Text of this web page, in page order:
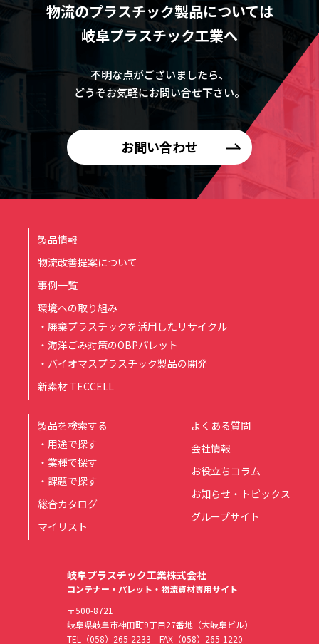
物流のプラスチック製品については
岐阜プラスチック工業へ
不明な点がございましたら、
どうぞお気軽にお問い合せ下さい。
お問い合わせ
製品情報
物流改善提案について
事例一覧
環境への取り組み
・廃棄プラスチックを活用したリサイクル
・海洋ごみ対策のOBPパレット
・バイオマスプラスチック製品の開発
新素材 TECCELL
製品を検索する
・用途で探す
・業種で探す
・課題で探す
総合カタログ
マイリスト
よくある質問
会社情報
お役立ちコラム
お知らせ・トピックス
グループサイト
岐阜プラスチック工業株式会社
コンテナー・パレット・物流資材専用サイト
〒500-8721
岐阜県岐阜市神田町9丁目27番地（大岐阜ビル）
TEL
（058）265-2233 FAX（058）265-1220